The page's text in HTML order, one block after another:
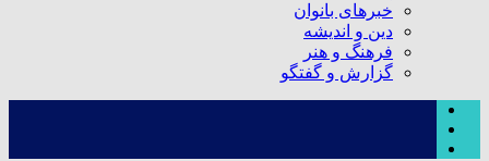
خبرهای بانوان
دین و اندیشه
فرهنگ و هنر
گزارش و گفتگو